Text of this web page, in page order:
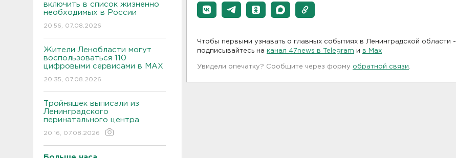
включить в список жизненно
необходимых в России
20:56, 07.08.2026
Жители Ленобласти могут
воспользоваться 110
цифровыми сервисами в МАХ
20:35, 07.08.2026
Тройняшек выписали из
Ленинградского
перинатального центра
20:16, 07.08.2026
Чтобы первыми узнавать о главных событиях в Ленинградской области -
подписывайтесь на канал 47news в Telegram и в Maх
Увидели опечатку? Сообщите через форму обратной связи